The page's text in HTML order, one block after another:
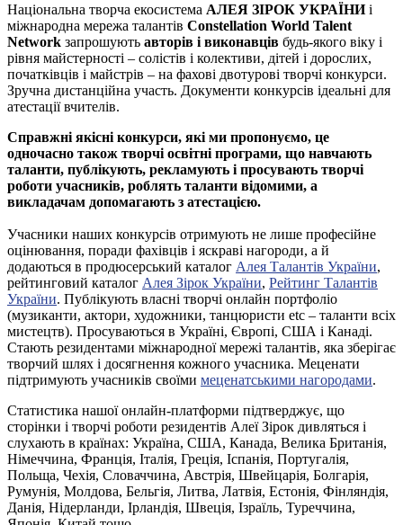
Національна творча екосистема АЛЕЯ ЗІРОК УКРАЇНИі
міжнародна мережа талантів Constellation World Talent
Network запрошують авторів і виконавців будь-якого віку і
рівня майстерності – солістів і колективи, дітей і дорослих,
початківців і майстрів – на фахові двотурові творчі конкурси.
Зручна дистанційна участь. Документи конкурсів ідеальні для
атестації вчителів.
Справжні якісні конкурси, які ми пропонуємо, це
одночасно також творчі освітні програми, що навчають
таланти, публікують, рекламують і просувають творчі
роботи учасників, роблять таланти відомими, а
викладачам допомагають з атестацією.
Учасники наших конкурсів отримують не лише професійне
оцінювання, поради фахівців і яскраві нагороди, а й
додаються в продюсерський каталог Алея Талантів України,
рейтинговий каталог Алея Зірок України, Рейтинг Талантів
України. Публікують власні творчі онлайн портфоліо
(музиканти, актори, художники, танцюристи etc – таланти всіх
мистецтв). Просуваються в Україні, Європі, США і Канаді.
Стають резидентами міжнародної мережі талантів, яка зберігає
творчий шлях і досягнення кожного учасника. Меценати
підтримують учасників своїми меценатськими нагородами.
Статистика нашої онлайн-платформи підтверджує, що
сторінки і творчі роботи резидентів Алеї Зірок дивляться і
слухають в країнах: Україна, США, Канада, Велика Британія,
Німеччина, Франція, Італія, Греція, Іспанія, Португалія,
Польща, Чехія, Словаччина, Австрія, Швейцарія, Болгарія,
Румунія, Молдова, Бельгія, Литва, Латвія, Естонія, Фінляндія,
Данія, Нідерланди, Ірландія, Швеція, Ізраїль, Туреччина,